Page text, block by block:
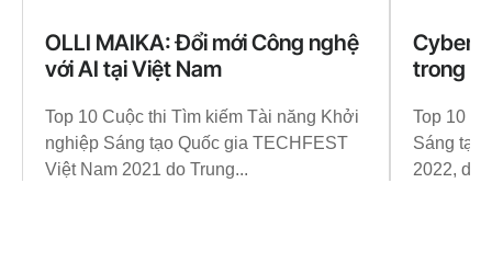
OLLI MAIKA: Đổi mới Công nghệ
với AI tại Việt Nam
Top 10 Cuộc thi Tìm kiếm Tài năng Khởi
nghiệp Sáng tạo Quốc gia TECHFEST
Việt Nam 2021 do Trung...
trong
Top 10
Sáng tạo
2022, do